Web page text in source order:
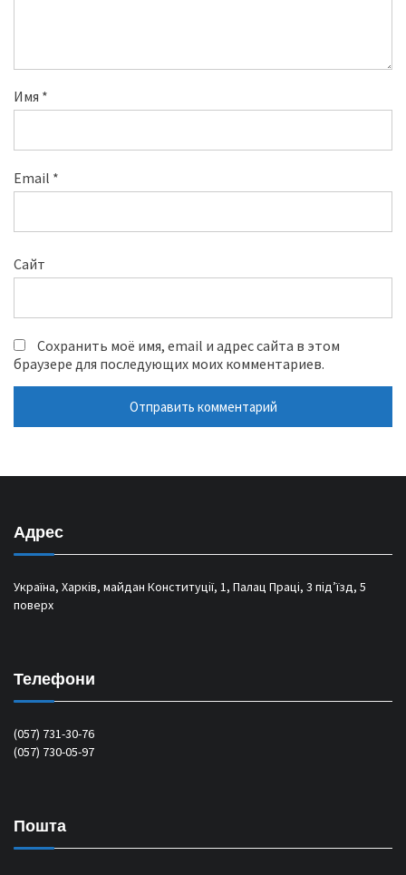
Имя *
Email *
Сайт
Сохранить моё имя, email и адрес сайта в этом
браузере для последующих моих комментариев.
Адрес
Україна, Харків, майдан Конституції, 1, Палац Праці, 3 під’їзд, 5
поверх
Телефони
(057) 731-30-76
(057) 730-05-97
Пошта